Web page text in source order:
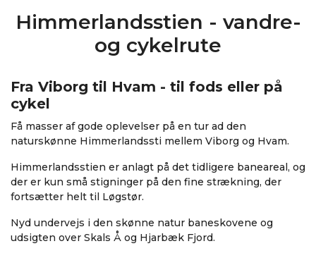
Himmerlandsstien - vandre-
og cykelrute
Fra Viborg til Hvam - til fods eller på
cykel
Få masser af gode oplevelser på en tur ad den
naturskønne Himmerlandssti mellem Viborg og Hvam.
Himmerlandsstien er anlagt på det tidligere baneareal, og
der er kun små stigninger på den fine strækning, der
fortsætter helt til Løgstør.
Nyd undervejs i den skønne natur baneskovene og
udsigten over Skals Å og Hjarbæk Fjord.